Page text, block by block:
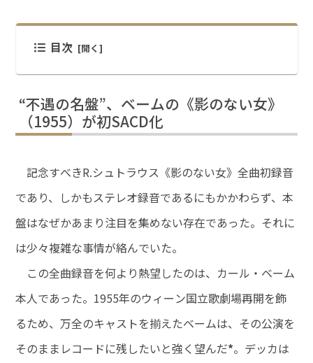
目次
“不遇の名盤”、ベームの《影のない女》
（1955）が初SACD化
記念すべきR.シュトラウス《影のない女》全曲初録音
であり、しかもステレオ録音であるにもかかわらず、本
盤はなぜかあまり注目を集めない存在であった。それに
は少々複雑な事情が絡んでいた。
この全曲録音を何より熱望したのは、カール・ベーム
本人であった。1955年のウィーン国立歌劇場再開を飾
るため、万全のキャストを揃えたベームは、その公演を
そのままレコードに残したいと強く望んだ*。デッカは